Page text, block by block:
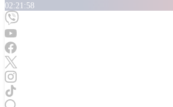
02:22:00